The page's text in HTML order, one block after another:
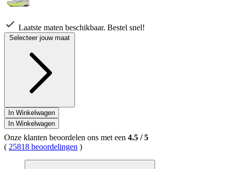
Laatste maten beschikbaar. Bestel snel!
Selecteer jouw maat
In Winkelwagen
In Winkelwagen
Onze klanten beoordelen ons met een 4.5 /5
( 25818 beoordelingen )